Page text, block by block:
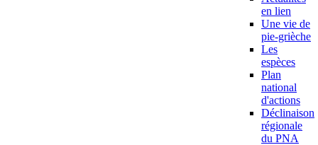
en lien
Une vie de
pie-grièche
Les
espèces
Plan
national
d'actions
Déclinaison
régionale
du PNA